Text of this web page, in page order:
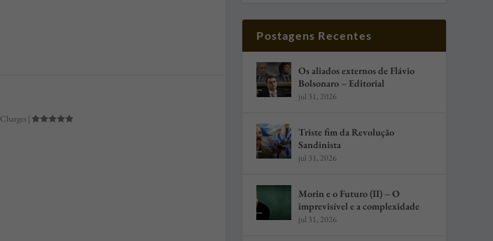
Charges |
Postagens Recentes
Os aliados externos de Flávio
Bolsonaro – Editorial
jul 31, 2026
Triste fim da Revolução
Sandinista
jul 31, 2026
Morin e o Futuro (II) – O
imprevisível e a complexidade
jul 31, 2026